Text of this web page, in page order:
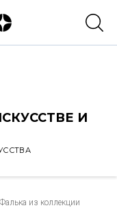
И
из коллекции